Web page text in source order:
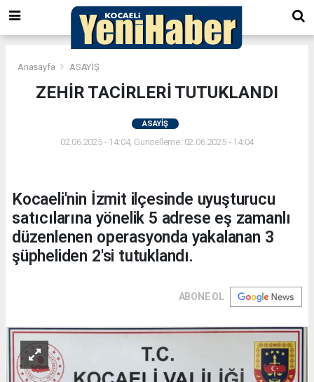
Anasayfa ASAYİŞ
ZEHİR TACİRLERİ TUTUKLANDI
ASAYİŞ
02.06.2025 - 14:04, Güncelleme: 02.06.2025 - 14:04
Kocaeli'nin İzmit ilçesinde uyuşturucu
satıcılarına yönelik 5 adrese eş zamanlı
düzenlenen operasyonda yakalanan 3
şüpheliden 2'si tutuklandı.
ABONE OL